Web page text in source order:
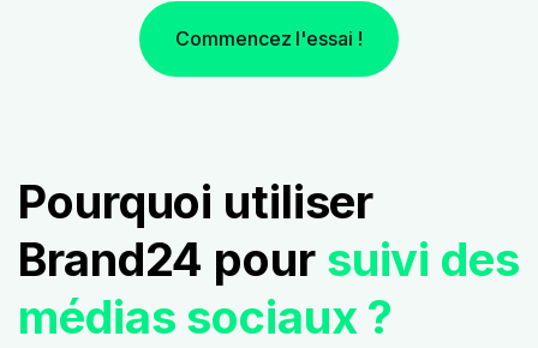
Commencez l'essai !
Pourquoi utiliser
Brand24 poursuivi des
médias sociaux ?